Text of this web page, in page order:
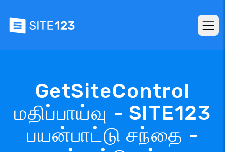
GetSiteControl
மதிப்பாய்வு - SITE123
பயன்பாட்டு சந்தை -